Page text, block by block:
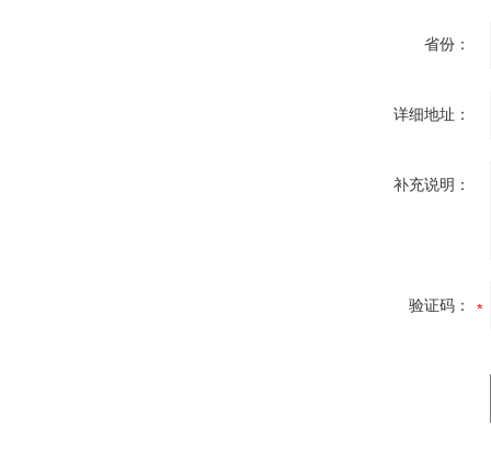
省份：
详细地址：
补充说明：
验证码：